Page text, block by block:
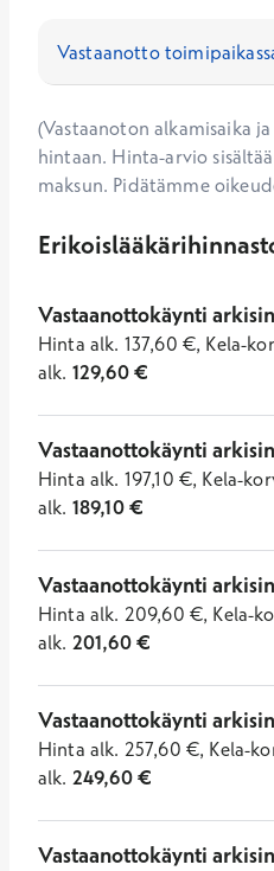
(Vastaanoton alkamisaika
hintaan. Hinta-arvio
maksun. Pidätämme
Vastaanottokäynti
Hinta alk. 137,60 €, Kela-
alk. 129,60€
Vastaanottokäynti
Hinta alk. 197,10 €, Kela-
alk. 189,10€
Vastaanottokäynti
Hinta alk. 209,60 €, Kela-
alk. 201,60€
Vastaanottokäynti
Hinta alk. 257,60 €, Kela-
alk. 249,60€
Vastaanottokäynti